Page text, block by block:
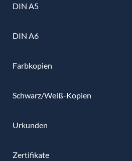
DIN A5
DIN A6
Farbkopien
Schwarz/Weiß-Kopien
Urkunden
Zertifikate